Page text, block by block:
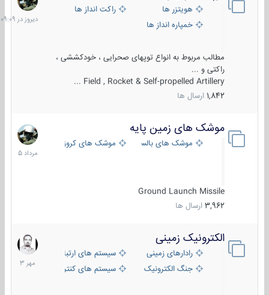
هویتزر ها
راکت انداز ها
خمپاره انداز ها
مطالب مربوط به انواع توپهای صحرایی ، خودکششی ،
راکتی و ...
Field , Rocket & Self-propelled Artillery ...
1,842 ارسال ها
در
09:09
موشک های زمین پایه
موشک های بالستیک موشک های کروز
Ground Launch Missile
3,962 ارسال ها
2
مرداد
1405
الکترونیک زمینی
رادارهای زمینی
سیستم های ارتباطی و جمع آوری
جنگ الکترونیک
سیستم های کنترل آتش و تجهیزات
1
مهر
1403